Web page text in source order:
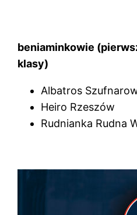
beniaminkowie
klasy)
Albatros
Heiro Rzeszów
Rudnianka Rudna